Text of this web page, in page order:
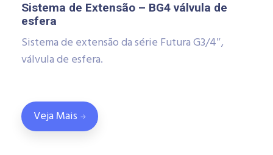
Sistema de Extensão – BG4 válvula de
esfera
Sistema de extensão da série Futura G3/4″,
válvula de esfera.
Veja Mais